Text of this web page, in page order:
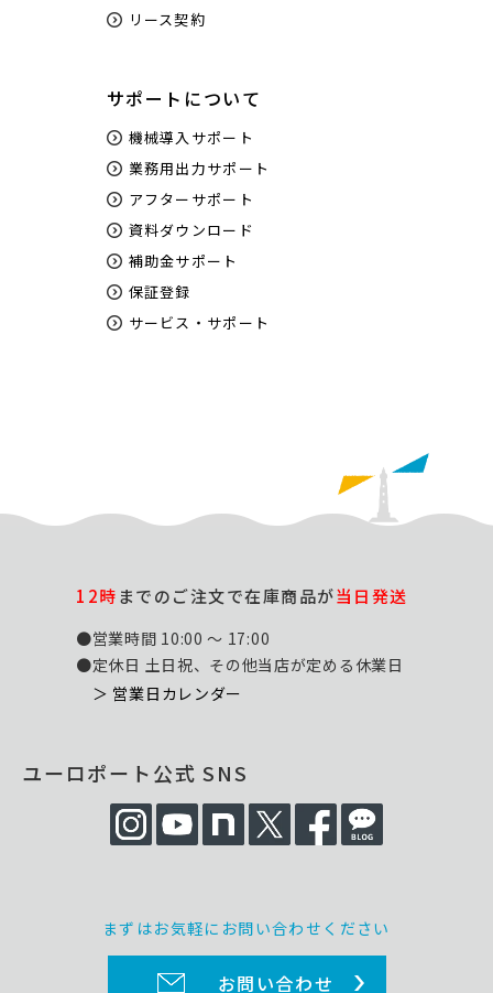
リース契約
サポートについて
機械導入サポート
業務用出力サポート
アフターサポート
資料ダウンロード
補助金サポート
保証登録
サービス・サポート
12時までのご注文で在庫商品が当日発送
●営業時間 10:00 ～ 17:00
●定休日 土日祝、その他当店が定める休業日
＞ 営業日カレンダー
ユーロポート公式 SNS
まずはお気軽にお問い合わせください
お問い合わせ